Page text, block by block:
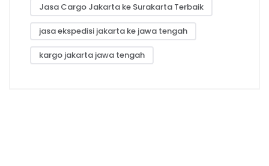
Jasa Cargo Jakarta ke Surakarta Terbaik
jasa ekspedisi jakarta ke jawa tengah
kargo jakarta jawa tengah